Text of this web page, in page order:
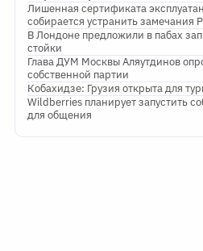
Лишенная сертификата
собирается устранить замечания
В Лондоне предложили в пабах
стойки
Глава ДУМ Москвы Аляутдинов
собственной партии
Кобахидзе: Грузия открыта для
Wildberries планирует запустить
для общения